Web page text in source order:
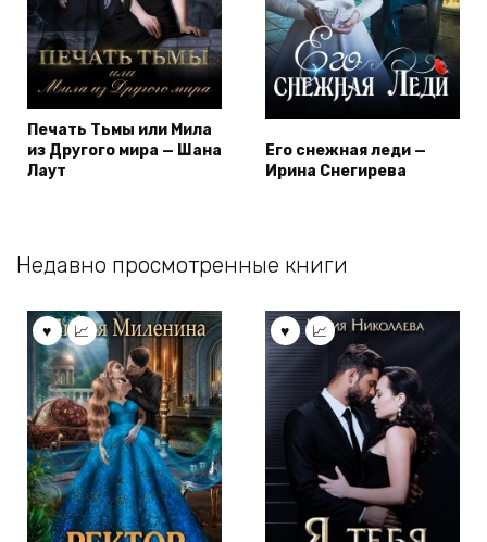
Печать Тьмы или Мила
из Другого мира — Шана
Лаут
Его снежная леди —
Ирина Снегирева
Недавно просмотренные книги